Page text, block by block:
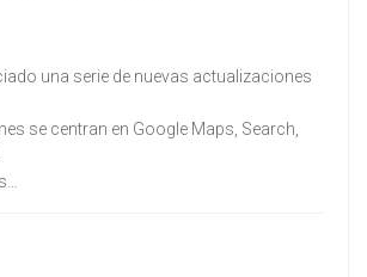
una serie de nuevas actualizaciones
se centran en Google Maps, Search,